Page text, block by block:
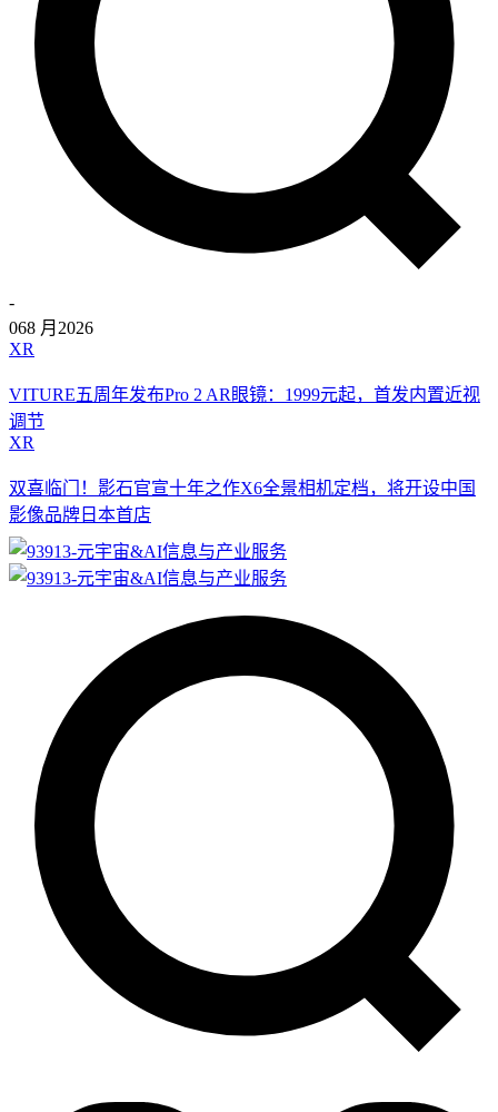
-
068 月 2026
XR
VITURE五周年发布Pro 2 AR眼镜：1999元起，首发内置近视
调节
XR
双喜临门！影石官宣十年之作X6全景相机定档，将开设中国
影像品牌日本首店